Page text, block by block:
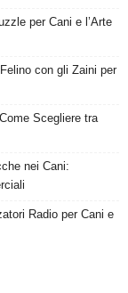
per Cani e l’Arte
con gli Zaini per
Scegliere tra
nei Cani:
Radio per Cani e